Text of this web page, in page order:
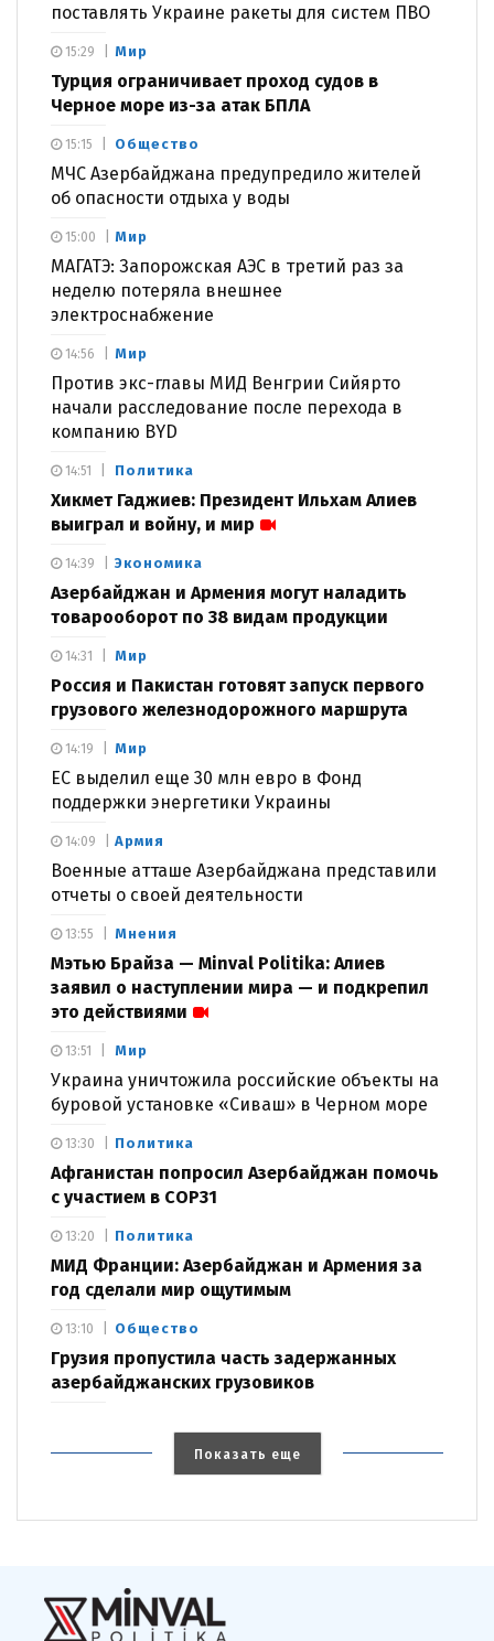
поставлять Украине ракеты для систем ПВО
Мир
Турция ограничивает проход судов в
Черное море из-за атак БПЛА
15:29
Общество
МЧС Азербайджана предупредило жителей
об опасности отдыха у воды
15:15
Мир
МАГАТЭ: Запорожская АЭС в третий раз за
неделю потеряла внешнее
электроснабжение
15:00
Мир
Против экс-главы МИД Венгрии Сийярто
начали расследование после перехода в
компанию BYD
14:56
Политика
Хикмет Гаджиев: Президент Ильхам Алиев
выиграл и войну, и мир
14:51
Экономика
Азербайджан и Армения могут наладить
товарооборот по 38 видам продукции
14:39
Мир
Россия и Пакистан готовят запуск первого
грузового железнодорожного маршрута
14:31
Мир
ЕС выделил еще 30 млн евро в Фонд
поддержки энергетики Украины
14:19
Армия
Военные атташе Азербайджана представили
отчеты о своей деятельности
14:09
Мнения
Мэтью Брайза — Minval Politika: Алиев
заявил о наступлении мира — и подкрепил
это действиями
13:55
Мир
Украина уничтожила российские объекты на
буровой установке «Сиваш» в Черном море
13:51
Политика
Афганистан попросил Азербайджан помочь
с участием в COP31
13:30
Политика
МИД Франции: Азербайджан и Армения за
год сделали мир ощутимым
13:20
Общество
Грузия пропустила часть задержанных
азербайджанских грузовиков
13:10
Показать еще